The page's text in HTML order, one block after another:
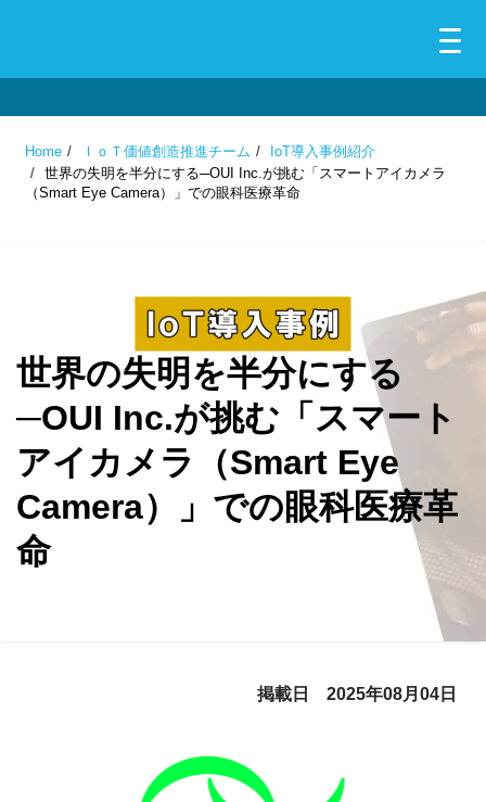
Home ＩｏＴ価値創造推進チーム
IoT導入事例紹介
世界の失明を半分にする─OUI Inc.が挑む「スマートアイカメラ
（Smart Eye Camera）」での眼科医療革命
世界の失明を半分にする
─OUI Inc.が挑む「スマート
アイカメラ（Smart Eye
Camera）」での眼科医療革
命
掲載日 2025年08月04日